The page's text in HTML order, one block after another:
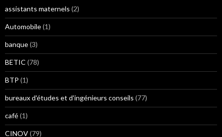
assistants maternels (2)
Automobile(1)
banque(3)
BETIC (78)
BTP (1)
bureaux d'études et d'ingénieurs conseils (77)
café(1)
CINOV(79)